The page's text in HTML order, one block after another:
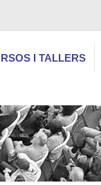
I TALLERS